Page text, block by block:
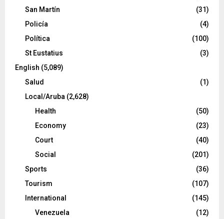
San Martín
(31)
Policía
(4)
Política
(100)
St Eustatius
(3)
English (5,089)
Salud
(1)
Local/Aruba (2,628)
Health
(50)
Economy
(23)
Court
(40)
Social
(201)
Sports
(36)
Tourism
(107)
International
(145)
Venezuela
(12)